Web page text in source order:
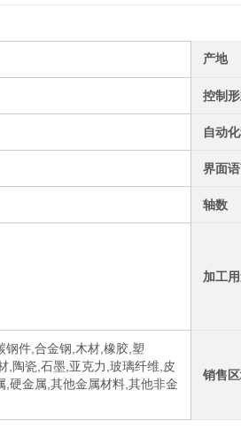
产地
控制
自动
界面
轴数
加工
钢件,合金钢,木材,橡胶,塑
,陶瓷,石墨,亚克力,玻璃纤维,皮
,硬金属,其他金属材料,其他非金
销售